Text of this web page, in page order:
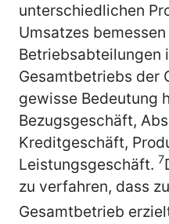
unterschiedlichen
Umsatzes
Betriebsabteilungen
Gesamtbetriebs der
gewisse Bedeutung
Bezugsgeschäft,
Kreditgeschäft,
Leistungsgeschäft. 7
zu verfahren, dass
Gesamtbetrieb